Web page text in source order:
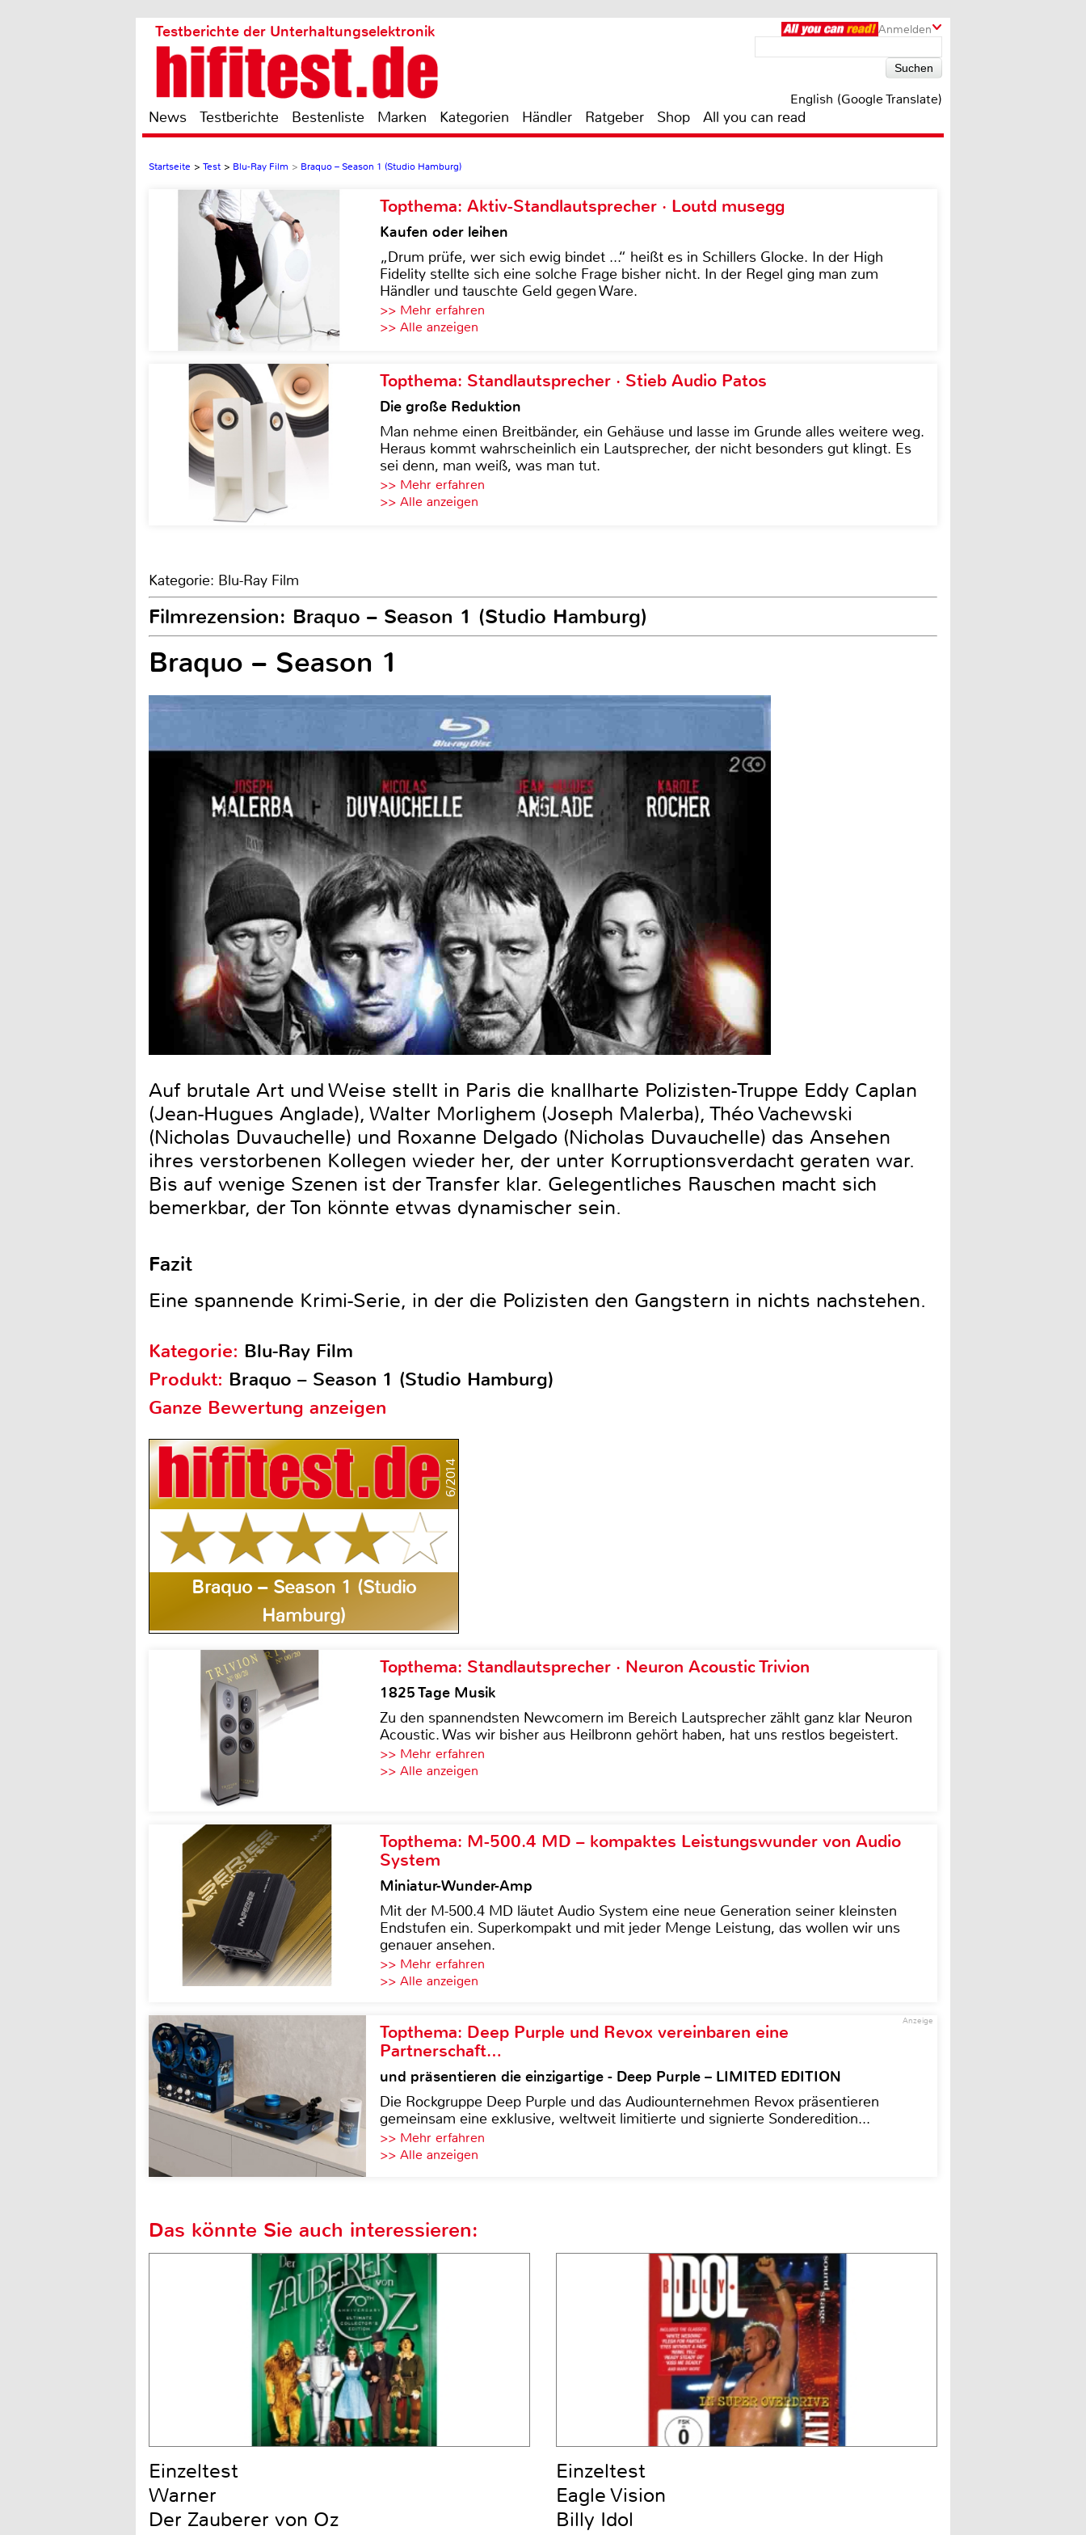
Anmelden
Testberichte der Unterhaltungselektronik
English (Google Translate)
News Testberichte Bestenliste Marken Kategorien Händler Ratgeber Shop All you can read
Startseite > Test > Blu-Ray Film > Braquo – Season 1 (Studio Hamburg)
Topthema: Aktiv-Standlautsprecher · Loutd musegg
Kaufen oder leihen
„Drum prüfe, wer sich ewig bindet ...“ heißt es in Schillers Glocke. In der High
Fidelity stellte sich eine solche Frage bisher nicht. In der Regel ging man zum
Händler und tauschte Geld gegen Ware.
>> Mehr erfahren
>> Alle anzeigen
Topthema: Standlautsprecher · Stieb Audio Patos
Die große Reduktion
Man nehme einen Breitbänder, ein Gehäuse und lasse im Grunde alles weitere weg.
Heraus kommt wahrscheinlich ein Lautsprecher, der nicht besonders gut klingt. Es
sei denn, man weiß, was man tut.
>> Mehr erfahren
>> Alle anzeigen
Kategorie: Blu-Ray Film
Filmrezension: Braquo – Season 1 (Studio Hamburg)
Braquo – Season 1
Auf brutale Art und Weise stellt in Paris die knallharte Polizisten-Truppe Eddy Caplan
(Jean-Hugues Anglade), Walter Morlighem (Joseph Malerba), Théo Vachewski
(Nicholas Duvauchelle) und Roxanne Delgado (Nicholas Duvauchelle) das Ansehen
ihres verstorbenen Kollegen wieder her, der unter Korruptionsverdacht geraten war.
Bis auf wenige Szenen ist der Transfer klar. Gelegentliches Rauschen macht sich
bemerkbar, der Ton könnte etwas dynamischer sein.
Fazit
Eine spannende Krimi-Serie, in der die Polizisten den Gangstern in nichts nachstehen.
Kategorie: Blu-Ray Film
Produkt: Braquo – Season 1 (Studio Hamburg)
Ganze Bewertung anzeigen
6/2014
Braquo – Season 1 (Studio
Hamburg)
Topthema: Standlautsprecher · Neuron Acoustic Trivion
1825 Tage Musik
Zu den spannendsten Newcomern im Bereich Lautsprecher zählt ganz klar Neuron
Acoustic. Was wir bisher aus Heilbronn gehört haben, hat uns restlos begeistert.
>> Mehr erfahren
>> Alle anzeigen
Topthema: M-500.4 MD – kompaktes Leistungswunder von Audio
System
Miniatur-Wunder-Amp
Mit der M-500.4 MD läutet Audio System eine neue Generation seiner kleinsten
Endstufen ein. Superkompakt und mit jeder Menge Leistung, das wollen wir uns
genauer ansehen.
>> Mehr erfahren
>> Alle anzeigen
Anzeige
Topthema: Deep Purple und Revox vereinbaren eine
Partnerschaft…
und präsentieren die einzigartige - Deep Purple – LIMITED EDITION
Die Rockgruppe Deep Purple und das Audiounternehmen Revox präsentieren
gemeinsam eine exklusive, weltweit limitierte und signierte Sonderedition...
>> Mehr erfahren
>> Alle anzeigen
Das könnte Sie auch interessieren:
Einzeltest
Warner
Der Zauberer von Oz
Einzeltest
Eagle Vision
Billy Idol